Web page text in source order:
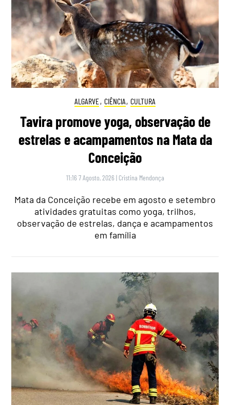
ALGARVE, CIÊNCIA, CULTURA
Tavira promove yoga, observação de
estrelas e acampamentos na Mata da
Conceição
11:16 7 Agosto, 2026 | Cristina Mendonça
Mata da Conceição recebe em agosto e setembro
atividades gratuitas como yoga, trilhos,
observação de estrelas, dança e acampamentos
em família